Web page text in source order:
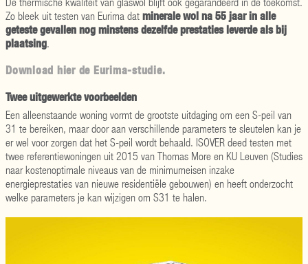
Zo bleek uit testen van Eurima dat minerale wol na 55 jaar in alle
geteste gevallen nog minstens dezelfde prestaties leverde als bij
plaatsing.
Download hier de Eurima-studie.
Twee uitgewerkte voorbeelden
Een alleenstaande woning vormt de grootste uitdaging om een S-peil van
31 te bereiken, maar door aan verschillende parameters te sleutelen kan je
er wel voor zorgen dat het S-peil wordt behaald. ISOVER deed testen met
twee referentiewoningen uit 2015 van Thomas More en KU Leuven (Studies
naar kostenoptimale niveaus van de minimumeisen inzake
energieprestaties van nieuwe residentiële gebouwen) en heeft onderzocht
welke parameters je kan wijzigen om S31 te halen.